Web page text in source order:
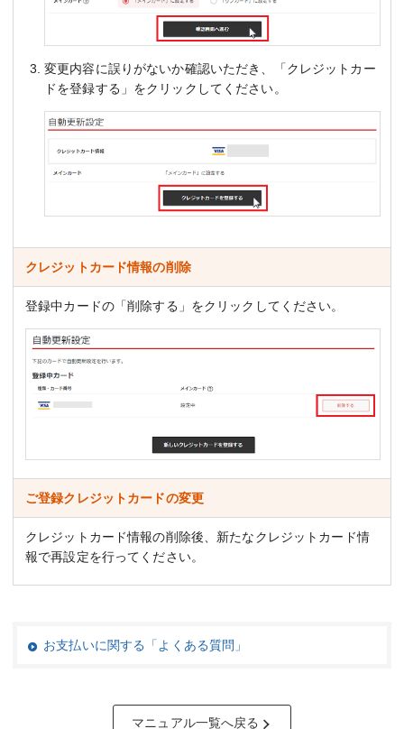
変更内容に誤りがないか確認いただき、「クレジットカー
ドを登録する」をクリックしてください。
クレジットカード情報の削除
登録中カードの「削除する」をクリックしてください。
ご登録クレジットカードの変更
クレジットカード情報の削除後、新たなクレジットカード情
報で再設定を行ってください。
お支払いに関する「よくある質問」
マニュアル一覧へ戻る